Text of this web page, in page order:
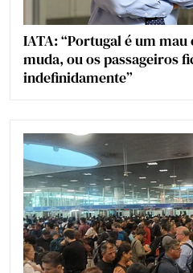
IATA: “Portugal é um mau
muda, ou os passageiros
indefinidamente”